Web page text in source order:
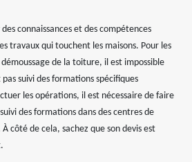
connaissances et des compétences
travaux qui touchent les maisons. Pour les
de la toiture, il est impossible
suivi des formations spécifiques
les opérations, il est nécessaire de faire
des formations dans des centres de
côté de cela, sachez que son devis est